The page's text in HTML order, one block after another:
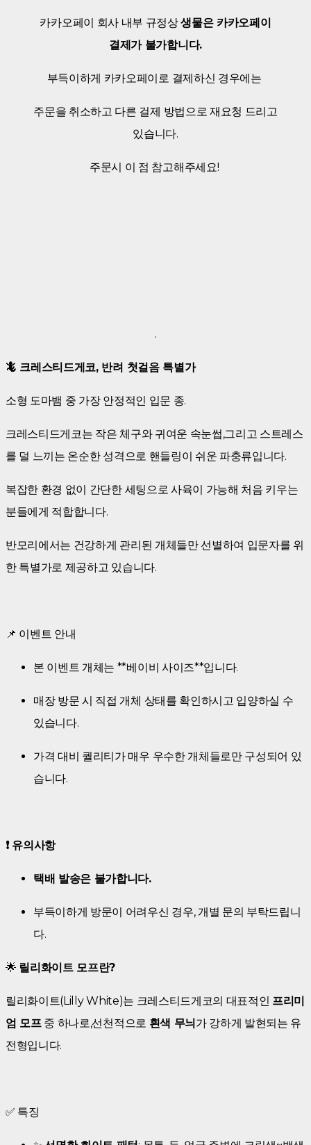
카카오페이 회사 내부 규정상생물은 카카오페이
결제가 불가합니다.
부득이하게 카카오페이로 결제하신 경우에는
주문을 취소하고 다른 걸제 방법으로 재요청 드리고
있습니다.
주문시 이 점 참고해주세요!
.
🦎 크레스티드게코, 반려 첫걸음 특별가
소형 도마뱀 중 가장 안정적인 입문 종.
크레스티드게코는 작은 체구와 귀여운 속눈썹,그리고 스트레스
를 덜 느끼는 온순한 성격으로 핸들링이 쉬운 파충류입니다.
복잡한 환경 없이 간단한 세팅으로 사육이 가능해 처음 키우는
분들에게 적합합니다.
반모리에서는 건강하게 관리된 개체들만 선별하여 입문자를 위
한 특별가로 제공하고 있습니다.
📌 이벤트 안내
본 이벤트 개체는 **베이비 사이즈**입니다.
매장 방문 시 직접 개체 상태를 확인하시고 입양하실 수
있습니다.
가격 대비 퀄리티가 매우 우수한 개체들로만 구성되어 있
습니다.
❗ 유의사항
택배 발송은 불가합니다.
부득이하게 방문이 어려우신 경우, 개별 문의 부탁드립니
다.
🌟 릴리화이트 모프란?
릴리화이트(Lilly White)는 크레스티드게코의 대표적인 프리미
엄 모프중 하나로,선천적으로 흰색 무늬가 강하게 발현되는 유
전형입니다.
✅ 특징